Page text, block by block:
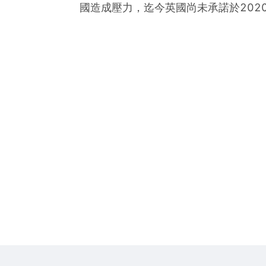
國造成壓力，迄今英國尚未承諾於